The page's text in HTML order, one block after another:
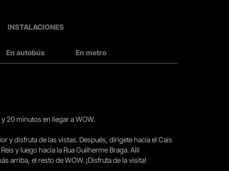
INSTALACIONES
En autobús En metro
20 minutos en llegar a WOW.
y disfruta de las vistas. Después, dirígete hacia el Cais
y luego hacia la Rua Guilherme Braga. Allí
arriba, el resto de WOW. ¡Disfruta de la visita!